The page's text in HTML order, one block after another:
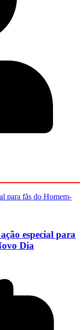
especial para
Dia